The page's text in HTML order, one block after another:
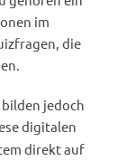
im
die
jedoch
digitalen
direkt auf